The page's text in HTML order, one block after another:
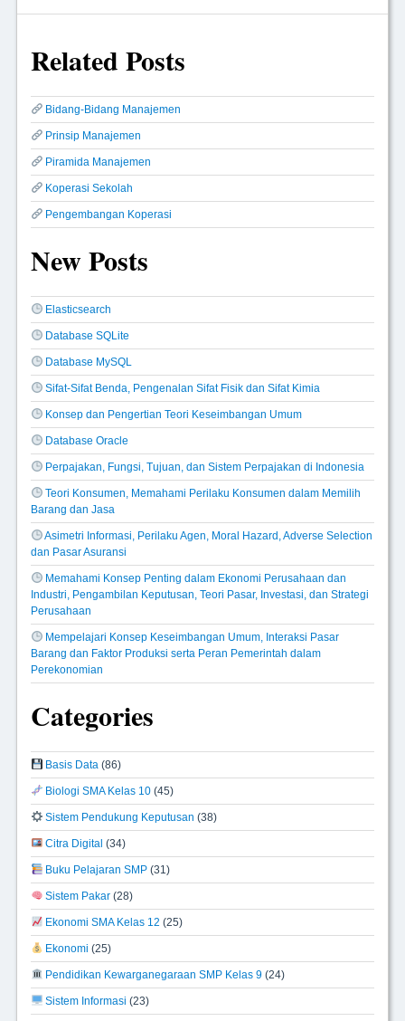
Related Posts
Bidang-Bidang Manajemen
Prinsip Manajemen
Piramida Manajemen
Koperasi Sekolah
Pengembangan Koperasi
New Posts
Elasticsearch
Database SQLite
Database MySQL
Sifat-Sifat Benda, Pengenalan Sifat Fisik dan Sifat Kimia
Konsep dan Pengertian Teori Keseimbangan Umum
Database Oracle
Perpajakan, Fungsi, Tujuan, dan Sistem Perpajakan di Indonesia
Teori Konsumen, Memahami Perilaku Konsumen dalam Memilih
Barang dan Jasa
Asimetri Informasi, Perilaku Agen, Moral Hazard, Adverse Selection
dan Pasar Asuransi
Memahami Konsep Penting dalam Ekonomi Perusahaan dan
Industri, Pengambilan Keputusan, Teori Pasar, Investasi, dan Strategi
Perusahaan
Mempelajari Konsep Keseimbangan Umum, Interaksi Pasar
Barang dan Faktor Produksi serta Peran Pemerintah dalam
Perekonomian
Categories
Basis Data (86)
Biologi SMA Kelas 10 (45)
Sistem Pendukung Keputusan (38)
Citra Digital (34)
Buku Pelajaran SMP (31)
Sistem Pakar (28)
Ekonomi SMA Kelas 12 (25)
Ekonomi (25)
Pendidikan Kewarganegaraan SMP Kelas 9 (24)
Sistem Informasi (23)